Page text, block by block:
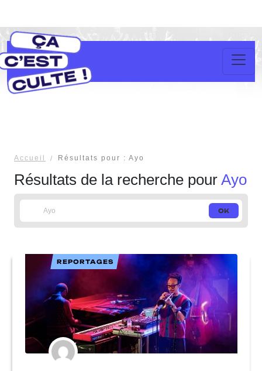
Accueil Résultats pour : Ayo
Résultats de la recherche pour Ayo
REPORTAGES